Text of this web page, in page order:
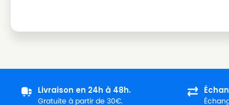
MIELE ALLERGY CONTROL PLUSS600
MIELE
MIELE ALLERGY CONTROL S300
Livraison en 24h à 48h.
Gratuite à partir de 30€.